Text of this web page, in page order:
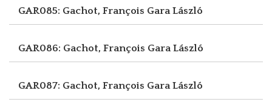
GAR085: Gachot, François Gara László
GAR086: Gachot, François Gara László
GAR087: Gachot, François Gara László